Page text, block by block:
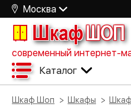
Москва
ШкафШОП
современный интернет-
Каталог
Шкаф Шоп Шкафы